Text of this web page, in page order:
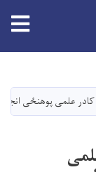
علمی پوهنځی